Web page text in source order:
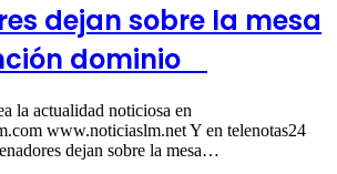
dejan sobre la mesa
dominio
la actualidad noticiosa en
www.noticiaslm.net Y en telenotas24
dejan sobre la mesa…